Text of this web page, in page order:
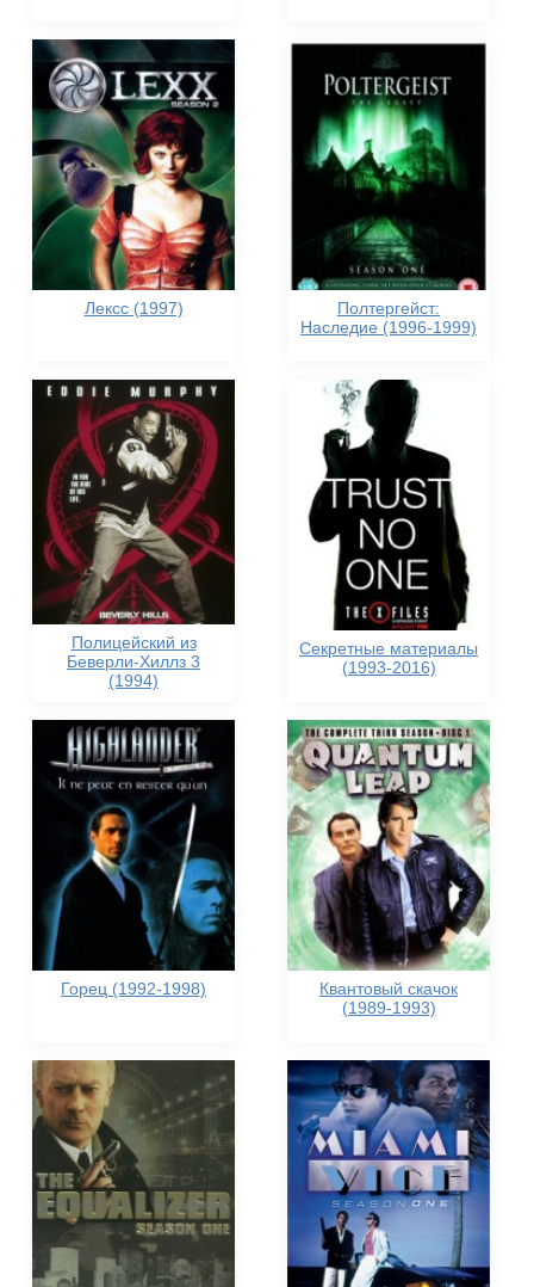
Лексс (1997)
Полтергейст:
Наследие (1996-1999)
Полицейский из
Беверли-Хиллз 3
(1994)
Секретные материалы
(1993-2016)
Горец (1992-1998)
Квантовый скачок
(1989-1993)